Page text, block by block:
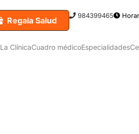
Regala Salud
984399465
La ClínicaCuadro médicoEspecialidades